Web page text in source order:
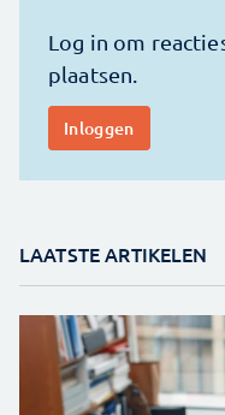
LAATSTE ARTIKELEN